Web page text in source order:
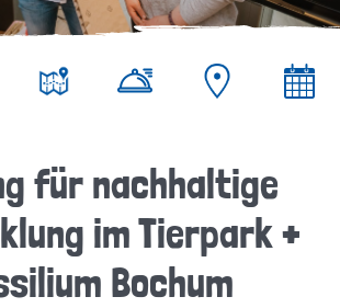
für nachhaltige
im Tierpark +
Bochum